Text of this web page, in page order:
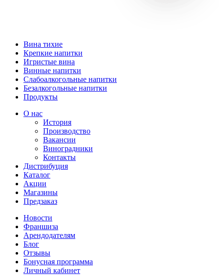
Вина тихие
Крепкие напитки
Игристые вина
Винные напитки
Слабоалкогольные напитки
Безалкогольные напитки
Продукты
О нас
История
Производство
Вакансии
Виноградники
Контакты
Дистрибуция
Каталог
Акции
Магазины
Предзаказ
Новости
Франшиза
Арендодателям
Блог
Отзывы
Бонусная программа
Личный кабинет